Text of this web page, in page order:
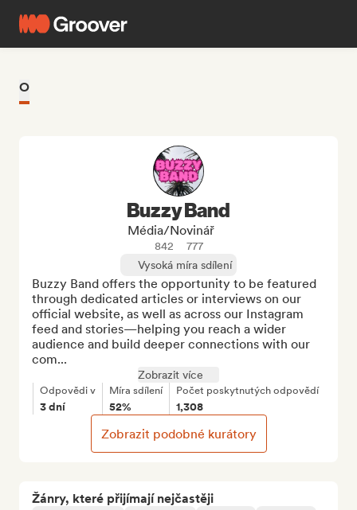
O
Žánry, které přijímají nejčastěji
Buzzy Band
Média/novinář
842
777
Vysoká míra sdílení
Buzzy Band offers the opportunity to be featured
through dedicated articles or interviews on our
official website, as well as across our Instagram
feed and stories—helping you reach a wider
audience and build deeper connections with our
com...
Zobrazit více
Odpovědi v
3 dní
Míra sdílení
52%
Počet poskytnutých odpovědí
1,308
Zobrazit podobné kurátory